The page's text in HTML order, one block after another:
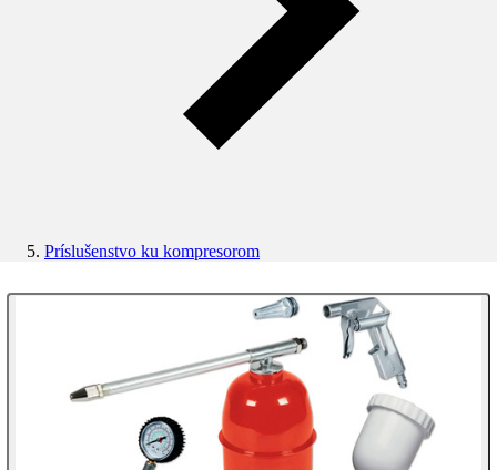
Príslušenstvo ku kompresorom